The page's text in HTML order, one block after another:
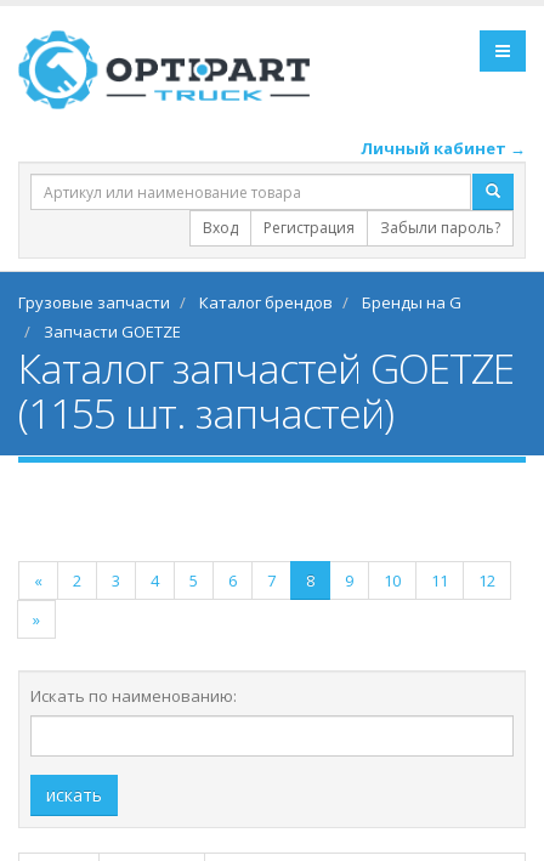
Личный кабинет →
Вход Регистрация Забыли пароль?
Грузовые запчасти Каталог брендов
Бренды на G
Запчасти GOETZE
Каталог запчастей GOETZE
(1155 шт. запчастей)
« 2 3 4 5 6 7 8 9 10 11
12
»
Искать по наименованию:
искать